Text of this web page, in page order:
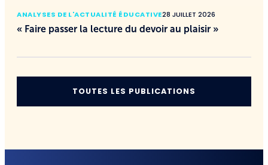
ANALYSES DE L'ACTUALITÉ ÉDUCATIVE28 JUILLET 2026
« Faire passer la lecture du devoir au plaisir »
TOUTES LES PUBLICATIONS